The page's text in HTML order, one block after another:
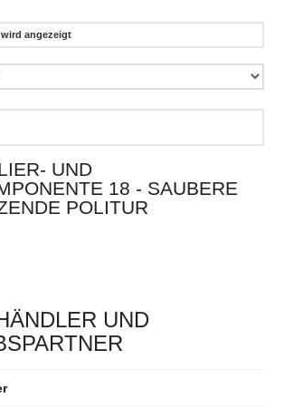
angezeigt
UND
18 - SAUBERE
POLITUR
UND